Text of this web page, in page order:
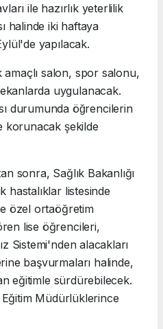
ile hazırlık yeterlilik
halinde iki haftaya
yapılacak.
salon, spor salonu,
uygulanacak.
durumunda öğrencilerin
korunacak şekilde
sonra, Sağlık Bakanlığı
hastalıklar listesinde
özel ortaöğretim
lise öğrencileri,
Sistemi'nden alacakları
başvurmaları halinde,
eğitimle sürdürebilecek.
Müdürlüklerince